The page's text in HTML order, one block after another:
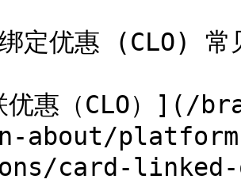
定优惠 (CLO) 常
优惠（CLO）
about/
card-